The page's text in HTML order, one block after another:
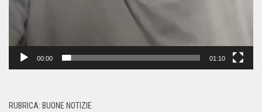
00:00 01:10
RUBRICA: BUONE NOTIZIE